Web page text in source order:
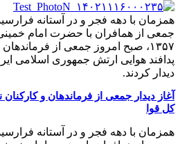
همزمان با دهه فجر و در آستانه
۱۳۵۷، صبح امروز جمعی از
پدافند هوایی ارتش جمهوری اسلامی
دیدار کردند.
آغاز دیدار جمعی از فرماندهان و
کل قوا
همزمان با دهه فجر و در آستانه